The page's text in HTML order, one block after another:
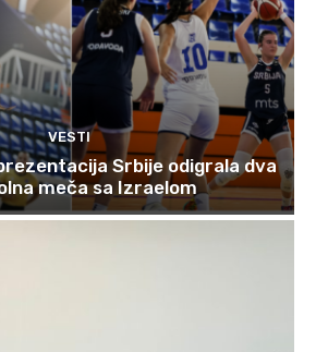
VESTI
Srbije odigrala dva
meča sa Izraelom